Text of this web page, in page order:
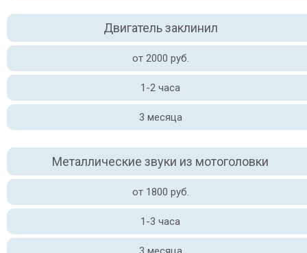
Двигатель заклинил
от 2000 руб.
1-2 часа
3 месяца
Металлические звуки из мотоголовки
от 1800 руб.
1-3 часа